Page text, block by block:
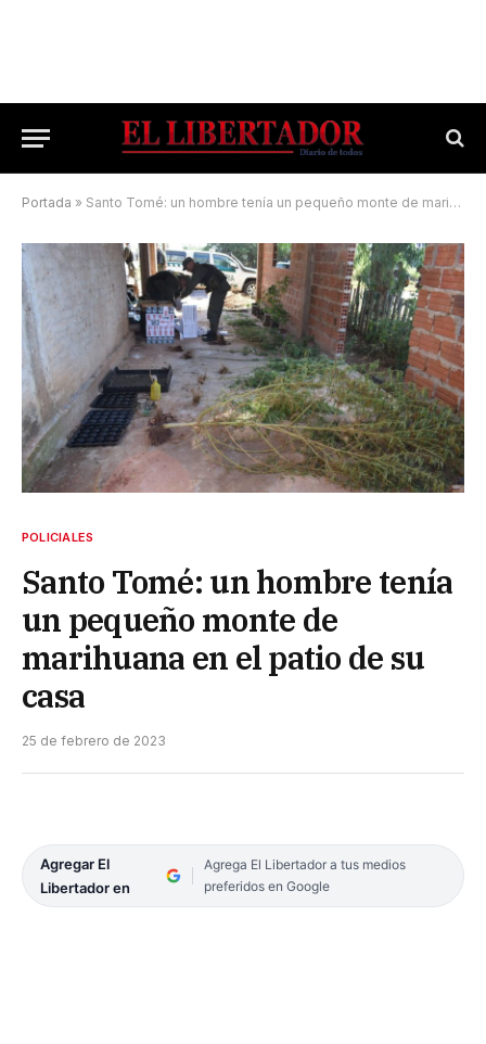
Portada » Santo Tomé: un hombre tenía un pequeño monte de marihuana en el patio de su casa
POLICIALES
Santo Tomé: un hombre tenía
un pequeño monte de
marihuana en el patio de su
casa
25 de febrero de 2023
Agregar El
Libertador en
Agrega El Libertador a tus medios
preferidos en Google